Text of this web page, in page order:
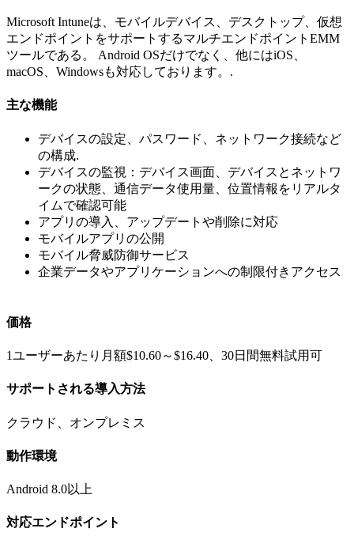
Microsoft Intuneは、モバイルデバイス、デスクトップ、仮想
エンドポイントをサポートするマルチエンドポイントEMM
ツールである。 Android OSだけでなく、他にはiOS、
macOS、Windowsも対応しております。.
主な機能
デバイスの設定、パスワード、ネットワーク接続など
の構成.
デバイスの監視：デバイス画面、デバイスとネットワ
ークの状態、通信データ使用量、位置情報をリアルタ
イムで確認可能
アプリの導入、アップデートや削除に対応
モバイルアプリの公開
モバイル脅威防御サービス
企業データやアプリケーションへの制限付きアクセス
価格
1ユーザーあたり月額$10.60～$16.40、30日間無料試用可
サポートされる導入方法
クラウド、オンプレミス
動作環境
Android 8.0以上
対応エンドポイント